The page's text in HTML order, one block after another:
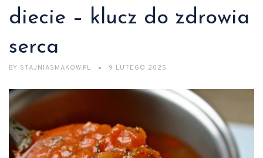
diecie – klucz do zdrowia
serca
BY STAJNIASMAKOW.PL 9 LUTEGO 2025